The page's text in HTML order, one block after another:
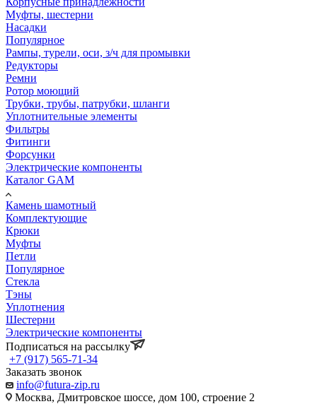
Муфты, шестерни
Насадки
Популярное
Рампы, турели, оси, з/ч для промывки
Редукторы
Ремни
Ротор моющий
Трубки, трубы, патрубки, шланги
Уплотнительные элементы
Фильтры
Фитинги
Форсунки
Электрические компоненты
Каталог GAM
Камень шамотный
Комплектующие
Крюки
Муфты
Петли
Популярное
Стекла
Тэны
Уплотнения
Шестерни
Электрические компоненты
Подписаться на рассылку
+7 (917) 565-71-34
Заказать звонок
info@futura-zip.ru
Москва, Дмитровское шоссе, дом 100, строение 2